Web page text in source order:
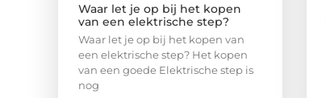
Waar let je op bij het kopen
van een elektrische step?
Waar let je op bij het kopen van
een elektrische step? Het kopen
van een goede Elektrische step is
nog